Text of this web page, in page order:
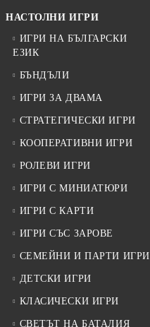
НАСТОЛНИ ИГРИ
ИГРИ НА БЪЛГАРСКИ
ЕЗИК
БЪНДЪЛИ
ИГРИ ЗА ДВАМА
СТРАТЕГИЧЕСКИ ИГРИ
КООПЕРАТИВНИ ИГРИ
РОЛЕВИ ИГРИ
ИГРИ С МИНИАТЮРИ
ИГРИ С КАРТИ
ИГРИ СЪС ЗАРОВЕ
СЕМЕЙНИ И ПАРТИ ИГРИ
ДЕТСКИ ИГРИ
КЛАСИЧЕСКИ ИГРИ
СВЕТЪТ НА БАТАЛИЯ